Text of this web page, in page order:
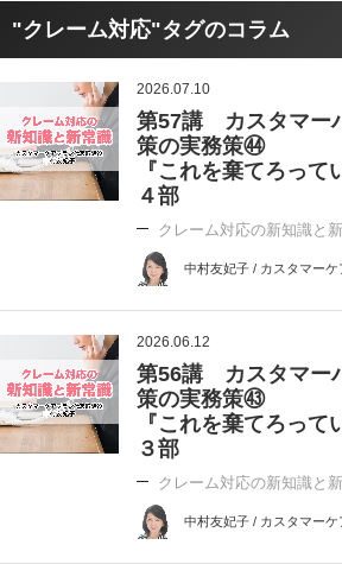
"クレーム対応"タグのコラム
2026.07.10
第57講 カスタマー
策の実務策㊹
『これを棄てろっ
４部
クレーム対応の新知識と
中村友妃子 / カスタマー
2026.06.12
第56講 カスタマー
策の実務策㊸
『これを棄てろっ
３部
クレーム対応の新知識と
中村友妃子 / カスタマー